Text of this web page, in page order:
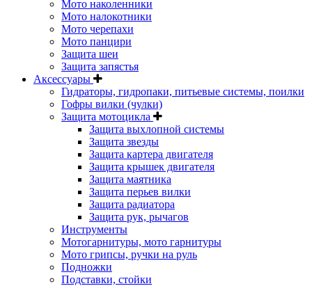
Мото наколенники
Мото налокотники
Мото черепахи
Мото панцири
Защита шеи
Защита запястья
Аксессуары
Гидраторы, гидропаки, питьевые системы, поилки
Гофры вилки (чулки)
Защита мотоцикла
Защита выхлопной системы
Защита звезды
Защита картера двигателя
Защита крышек двигателя
Защита маятника
Защита перьев вилки
Защита радиатора
Защита рук, рычагов
Инструменты
Мотогарнитуры, мото гарнитуры
Мото грипсы, ручки на руль
Подножки
Подставки, стойки